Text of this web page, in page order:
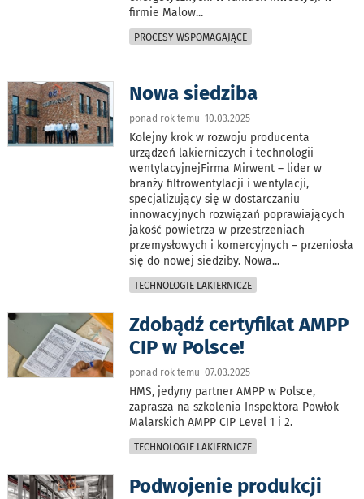
firmie Malow...
PROCESY WSPOMAGAJĄCE
Nowa siedziba
ponad rok temu 10.03.2025
Kolejny krok w rozwoju producenta
urządzeń lakierniczych i technologii
wentylacyjnejFirma Mirwent – lider w
branży filtrowentylacji i wentylacji,
specjalizujący się w dostarczaniu
innowacyjnych rozwiązań poprawiających
jakość powietrza w przestrzeniach
przemysłowych i komercyjnych – przeniosła
się do nowej siedziby. Nowa...
TECHNOLOGIE LAKIERNICZE
Zdobądź certyfikat AMPP
CIP w Polsce!
ponad rok temu 07.03.2025
HMS, jedyny partner AMPP w Polsce,
zaprasza na szkolenia Inspektora Powłok
Malarskich AMPP CIP Level 1 i 2.
TECHNOLOGIE LAKIERNICZE
Podwojenie produkcji